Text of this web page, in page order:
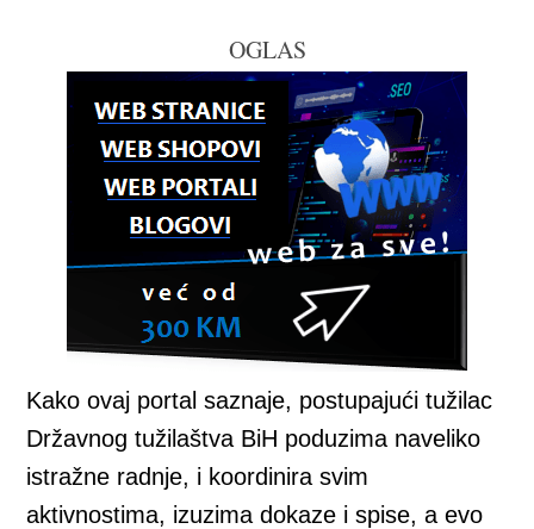
OGLAS
Kako ovaj portal saznaje, postupajući tužilac
Državnog tužilaštva BiH poduzima naveliko
istražne radnje, i koordinira svim
aktivnostima, izuzima dokaze i spise, a evo